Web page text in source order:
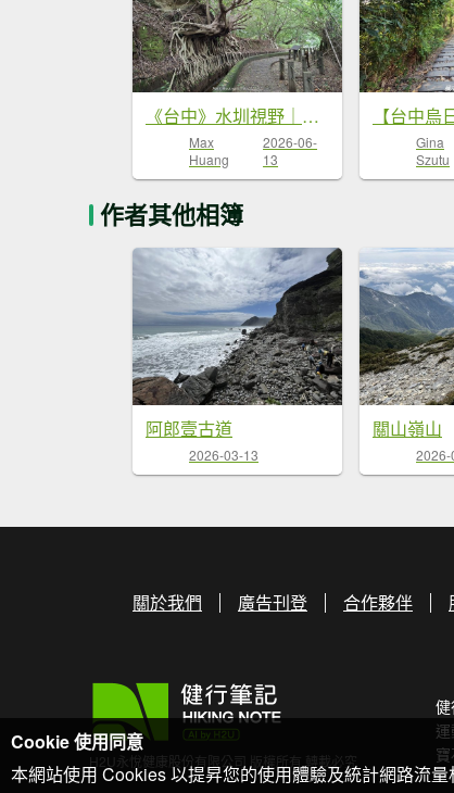
《台中》水圳視野｜烏日知高圳及雪蓮登山步道上學田山20260613
Max
Huang
2026-06-
13
Gina
Szutu
作者其他相簿
阿郎壹古道
2026-03-13
關山嶺山
2026-
關於我們 廣告刊登 合作夥伴
H2U永悅健康股份有限公司 版權所有 轉載必究
Cookie 使用同意
本網站使用 Cookies 以提昇您的使用體驗及統計網路流